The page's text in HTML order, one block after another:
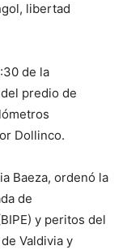
libertad
de la
predio de
Dollinco.
Baeza, ordenó la
de
y peritos del
Valdivia y